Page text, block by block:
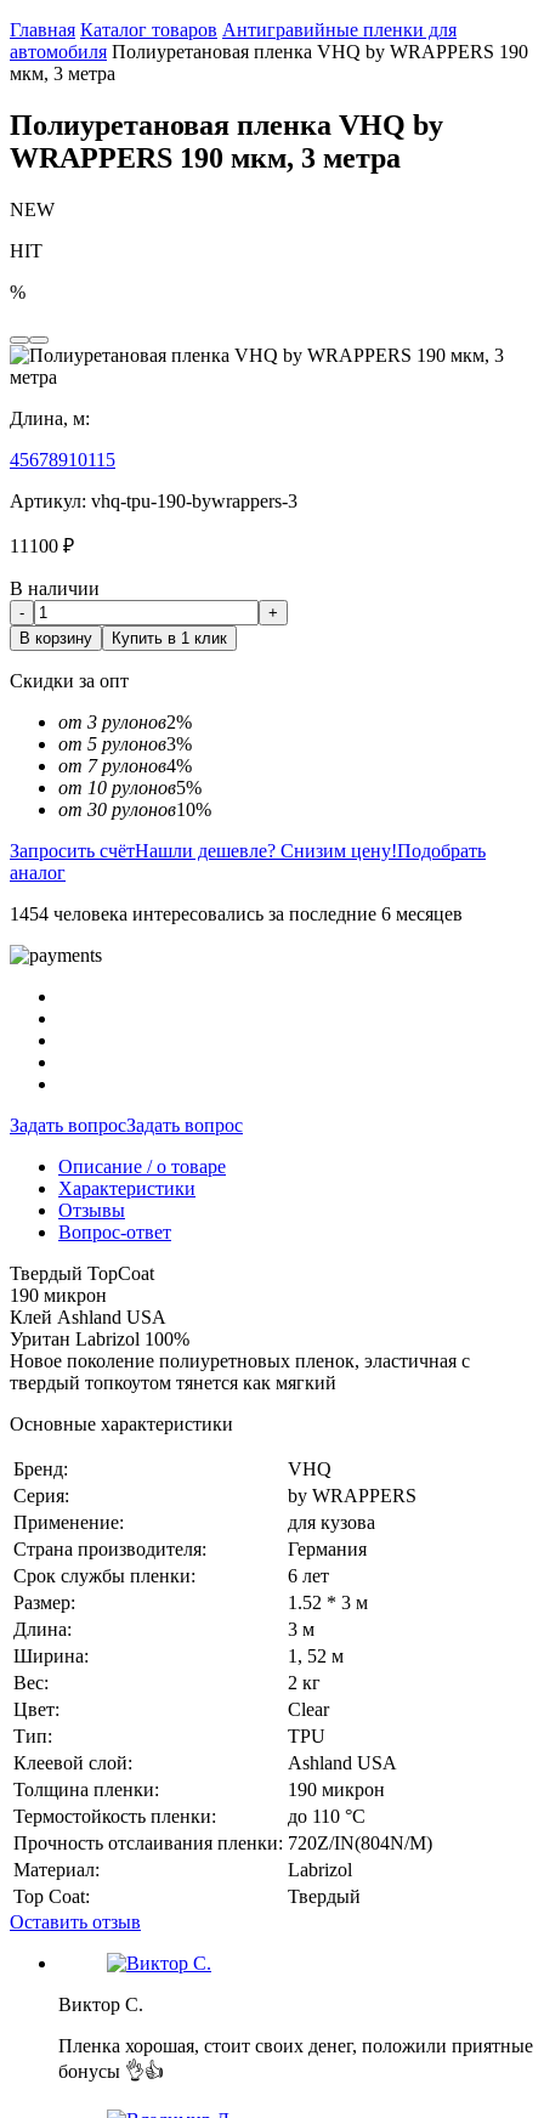
Главная Каталог товаров Антигравийные пленки для
автомобиля Полиуретановая пленка VHQ by WRAPPERS 190
мкм, 3 метра
Полиуретановая пленка VHQ by
WRAPPERS 190 мкм, 3 метра
NEW
HIT
%
Длина, м:
45678910115
Артикул: vhq-tpu-190-bywrappers-3
11100 ₽
В наличии
-
+
В корзину
Купить в 1 клик
Скидки за опт
от 3 рулонов2%
от 5 рулонов3%
от 7 рулонов4%
от 10 рулонов5%
от 30 рулонов10%
Запросить счётНашли дешевле? Снизим цену!Подобрать
аналог
1454 человека интересовались за последние 6 месяцев
Задать вопросЗадать вопрос
Описание / о товаре
Характеристики
Отзывы
Вопрос-ответ
Твердый TopCoat
190 микрон
Клей Ashland USA
Уритан Labrizol 100%
Новое поколение полиуретновых пленок, эластичная с
твердый топкоутом тянется как мягкий
Основные характеристики
Бренд:
VHQ
Серия:
by WRAPPERS
Применение:
для кузова
Страна производителя:
Германия
Срок службы пленки:
6 лет
Размер:
1.52 * 3 м
Длина:
3 м
Ширина:
1, 52 м
Вес:
2 кг
Цвет:
Сlear
Тип:
TPU
Клеевой слой:
Ashland USA
Толщина пленки:
190 микрон
Термостойкость пленки:
до 110 °C
Прочность отслаивания пленки: 720Z/IN(804N/M)
Материал:
Labrizol
Top Coat:
Твердый
Оставить отзыв
Виктор С.
Пленка хорошая, стоит своих денег, положили приятные
бонусы 👌👍